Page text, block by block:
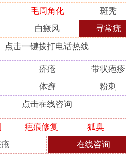
毛周角化
斑秃
白癜风 寻常疣
点击一键拨打电话热线
疥疮
带状疱疹
体癣 粉刺
点击在线咨询
疤痕修复
狐臭
在线咨询